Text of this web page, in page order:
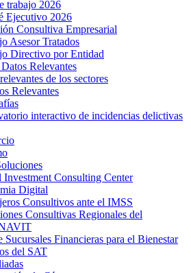
trabajo 2026
Ejecutivo 2026
Consultiva Empresarial
Asesor Tratados
Directivo por Entidad
Relevantes
de los sectores
Relevantes
interactivo de incidencias delictivas
Investment Consulting Center
Digital
Consultivos ante el IMSS
Consultivas Regionales del
Sucursales Financieras para el Bienestar
del SAT